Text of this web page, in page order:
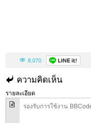
8,070
ความคิดเห็น
รายละเอียด